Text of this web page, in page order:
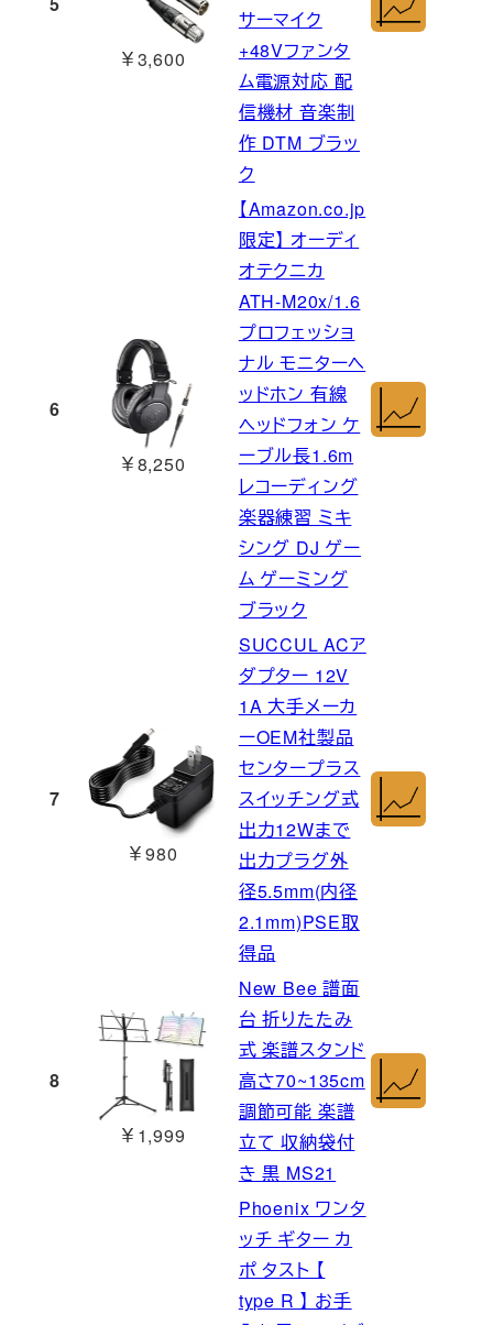
￥3,600
サーマイク
+48Vファンタ
ム電源対応 配
信機材 音楽制
作 DTM ブラッ
ク
6
￥8,250
【Amazon.co.jp
限定】 オーディ
オテクニカ
ATH-M20x/1.6
プロフェッショ
ナル モニターヘ
ッドホン 有線
ヘッドフォン ケ
ーブル長1.6m
レコーディング
楽器練習 ミキ
シング DJ ゲー
ム ゲーミング
ブラック
7
￥980
SUCCUL ACア
ダプター 12V
1A 大手メーカ
ーOEM社製品
センタープラス
スイッチング式
出力12Wまで
出力プラグ外
径5.5mm(内径
2.1mm)PSE取
得品
8
￥1,999
New Bee 譜面
台 折りたたみ
式 楽譜スタンド
高さ70~135cm
調節可能 楽譜
立て 収納袋付
き 黒 MS21
Phoenix ワンタ
ッチ ギター カ
ポ タスト 【
type R 】 お手